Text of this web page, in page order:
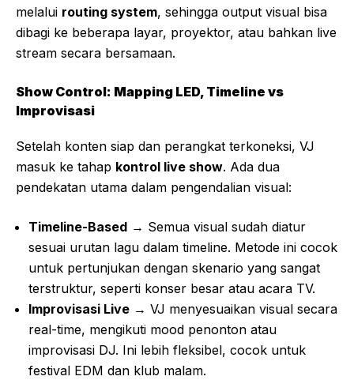
melalui routing system, sehingga output visual bisa
dibagi ke beberapa layar, proyektor, atau bahkan live
stream secara bersamaan.
Show Control: Mapping LED, Timeline vs
Improvisasi
Setelah konten siap dan perangkat terkoneksi, VJ
masuk ke tahap kontrol live show. Ada dua
pendekatan utama dalam pengendalian visual:
Timeline-Based → Semua visual sudah diatur
sesuai urutan lagu dalam timeline. Metode ini cocok
untuk pertunjukan dengan skenario yang sangat
terstruktur, seperti konser besar atau acara TV.
Improvisasi Live → VJ menyesuaikan visual secara
real-time, mengikuti mood penonton atau
improvisasi DJ. Ini lebih fleksibel, cocok untuk
festival EDM dan klub malam.